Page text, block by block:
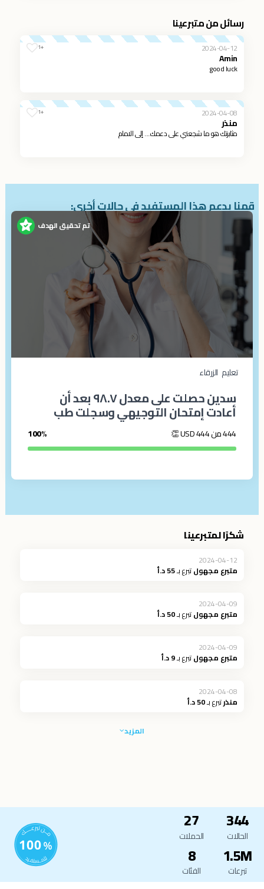
رسائل من متبرعينا
2024-04-12
+1
Amin
good luck
2024-04-08
+1
منذر
مثابرتك هو ما شجعني على دعمك.... إلى الامام
قمنا بدعم هذا المستفيد في حالات أخرى:
تم تحقيق الهدف
تعليم الزرقاء‎
سدين حصلت على معدل ٩٨.٧ بعد أن
أعادت إمتحان التوجيهي وسجلت طب
444 من 444 USD
👏
100%
شكرًا لمتبرعينا
2024-04-12
متبرع مجهولتبرع بـ55 د.أ
2024-04-09
متبرع مجهولتبرع بـ50 د.أ
2024-04-09
متبرع مجهولتبرع بـ9 د.أ
2024-04-08
منذرتبرع بـ50 د.أ
المزيد
344
الحالات
27
الحملات
1.5M
تبرعات
8
الفئات